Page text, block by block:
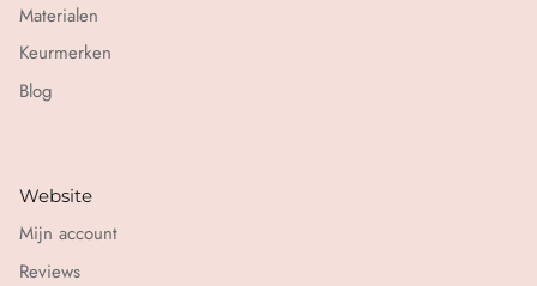
Materialen
Keurmerken
Blog
Website
Mijn account
Reviews